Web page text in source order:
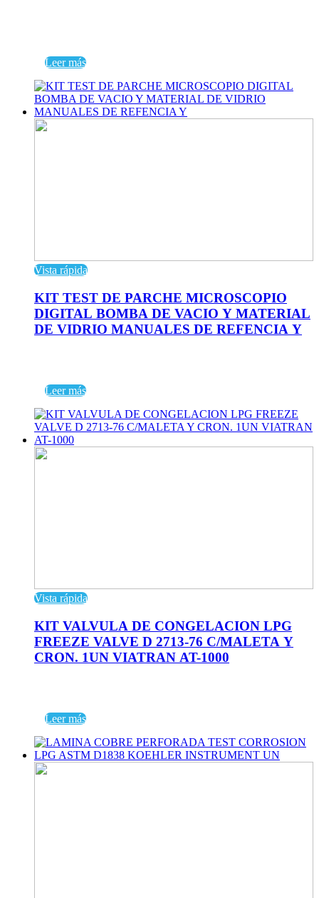
Leer más
Vista rápida
KIT TEST DE PARCHE MICROSCOPIO
DIGITAL BOMBA DE VACIO Y MATERIAL
DE VIDRIO MANUALES DE REFENCIA Y
Leer más
Vista rápida
KIT VALVULA DE CONGELACION LPG
FREEZE VALVE D 2713-76 C/MALETA Y
CRON. 1UN VIATRAN AT-1000
Leer más